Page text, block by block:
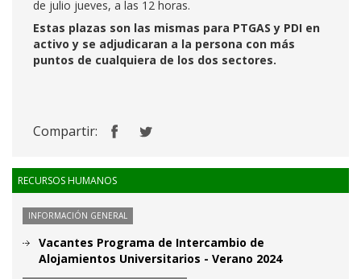
de julio jueves, a las 12 horas.
Estas plazas son las mismas para PTGAS y PDI en
activo y se adjudicaran a la persona con más
puntos de cualquiera de los dos sectores.
Compartir:
RECURSOS HUMANOS
INFORMACIÓN GENERAL
Vacantes Programa de Intercambio de
Alojamientos Universitarios - Verano 2024